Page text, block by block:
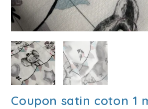
Coupon satin coton 1